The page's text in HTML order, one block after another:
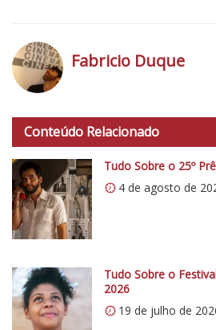
s
t
e
S
ã
o
P
u
l
o
t
p
s
:
/
/
0
.
w
Fabricio Duque
Conteúdo Relacionado
Tudo Sobre o 25º
4 de agosto de
Tudo Sobre o
2026
19 de julho de